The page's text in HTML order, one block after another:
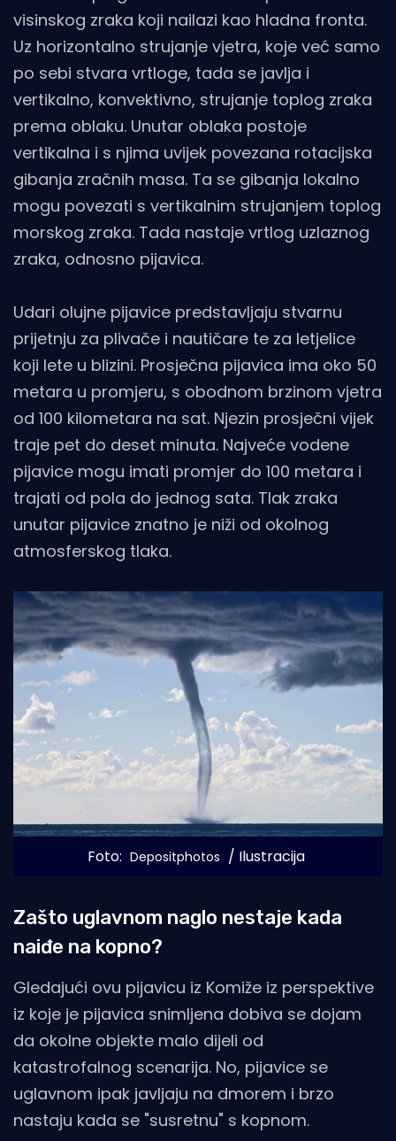
visinskog zraka koji nailazi kao hladna fronta.
Uz horizontalno strujanje vjetra, koje već samo
po sebi stvara vrtloge, tada se javlja i
vertikalno, konvektivno, strujanje toplog zraka
prema oblaku. Unutar oblaka postoje
vertikalna i s njima uvijek povezana rotacijska
gibanja zračnih masa. Ta se gibanja lokalno
mogu povezati s vertikalnim strujanjem toplog
morskog zraka. Tada nastaje vrtlog uzlaznog
zraka, odnosno pijavica.
Udari olujne pijavice predstavljaju stvarnu
prijetnju za plivače i nautičare te za letjelice
koji lete u blizini. Prosječna pijavica ima oko 50
metara u promjeru, s obodnom brzinom vjetra
od 100 kilometara na sat. Njezin prosječni vijek
traje pet do deset minuta. Najveće vodene
pijavice mogu imati promjer do 100 metara i
trajati od pola do jednog sata. Tlak zraka
unutar pijavice znatno je niži od okolnog
atmosferskog tlaka.
Foto: Depositphotos / Ilustracija
Zašto uglavnom naglo nestaje kada
naiđe na kopno?
Gledajući ovu pijavicu iz Komiže iz perspektive
iz koje je pijavica snimljena dobiva se dojam
da okolne objekte malo dijeli od
katastrofalnog scenarija. No, pijavice se
uglavnom ipak javljaju na dmorem i brzo
nastaju kada se "susretnu" s kopnom.